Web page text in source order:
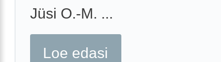
Jüsi O.-M. ...
Loe edasi